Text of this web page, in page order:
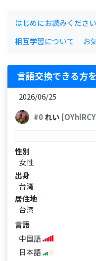
はじめにお読みください
相互学習について
お
言語交換できる方
2026/06/25
#0れい
性別
女性
出身
台湾
居住地
台湾
言語
中国語
日本語